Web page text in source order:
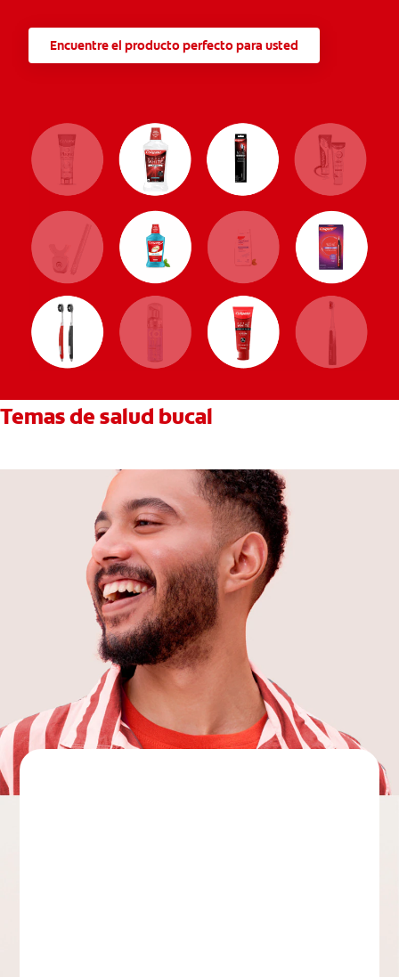
Encuentre el producto perfecto para usted
Temas de salud bucal